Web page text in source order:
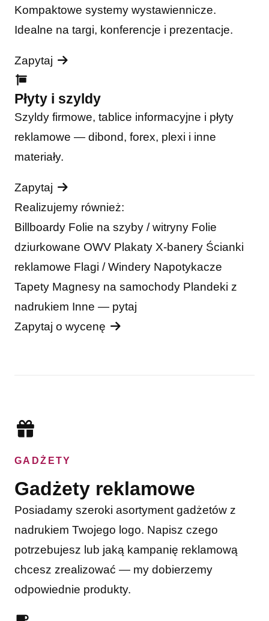
Kompaktowe systemy wystawiennicze.
Idealne na targi, konferencje i prezentacje.
Zapytaj
Płyty i szyldy
Szyldy firmowe, tablice informacyjne i płyty
reklamowe — dibond, forex, plexi i inne
materiały.
Zapytaj
Realizujemy również:
Billboardy Folie na szyby / witryny Folie
dziurkowane OWV Plakaty X-banery Ścianki
reklamowe Flagi / Windery Napotykacze
Tapety Magnesy na samochody Plandeki z
nadrukiem Inne — pytaj
Zapytaj o wycenę
GADŻETY
Gadżety reklamowe
Posiadamy szeroki asortyment gadżetów z
nadrukiem Twojego logo. Napisz czego
potrzebujesz lub jaką kampanię reklamową
chcesz zrealizować — my dobierzemy
odpowiednie produkty.